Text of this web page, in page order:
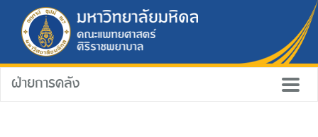
ฝ่ายการคลัง